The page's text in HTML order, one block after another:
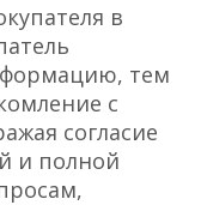
в
тем
с
согласие
и полной